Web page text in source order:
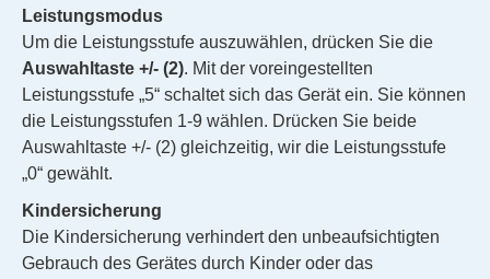
Leistungsmodus
Um die Leistungsstufe auszuwählen, drücken Sie die
Auswahltaste +/- (2). Mit der voreingestellten
Leistungsstufe „5“ schaltet sich das Gerät ein. Sie können
die Leistungsstufen 1-9 wählen. Drücken Sie beide
Auswahltaste +/- (2) gleichzeitig, wir die Leistungsstufe
„0“ gewählt.
Kindersicherung
Die Kindersicherung verhindert den unbeaufsichtigten
Gebrauch des Gerätes durch Kinder oder das